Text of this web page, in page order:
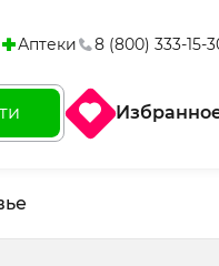
Аптеки 8 (800) 333-15-